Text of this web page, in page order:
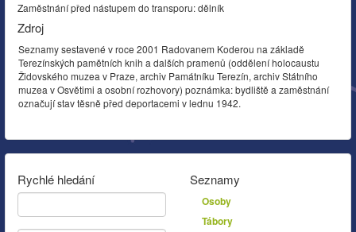
Zaměstnání před nástupem do transporu: dělník
Zdroj
Seznamy sestavené v roce 2001 Radovanem Koderou na základě
Terezínských pamětních knih a dalších pramenů (oddělení holocaustu
Židovského muzea v Praze, archiv Památníku Terezín, archiv Státního
muzea v Osvětimi a osobní rozhovory) poznámka: bydliště a zaměstnání
označují stav těsně před deportacemi v lednu 1942.
Rychlé hledání Seznamy
Osoby
Tábory